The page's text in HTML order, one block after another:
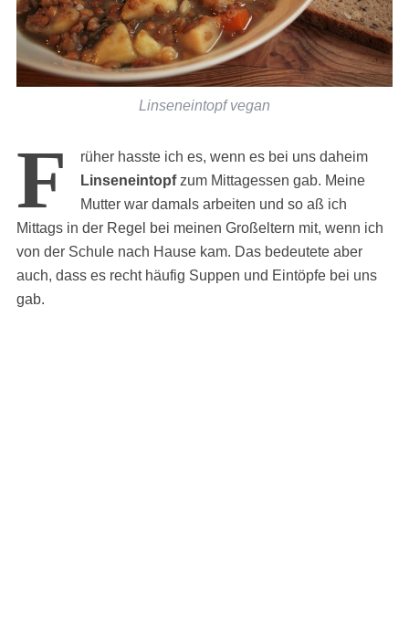
Linseneintopf vegan
F
rüher hasste ich es, wenn es bei uns daheim
Linseneintopfzum Mittagessen gab. Meine
Mutter war damals arbeiten und so aß ich
Mittags in der Regel bei meinen Großeltern mit, wenn ich
von der Schule nach Hause kam. Das bedeutete aber
auch, dass es recht häufig Suppen und Eintöpfe bei uns
gab.